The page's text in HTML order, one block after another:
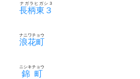
長柄東３
ナガラヒガシ３
浪花町
ナニワチョウ
錦町
ニシキチョウ